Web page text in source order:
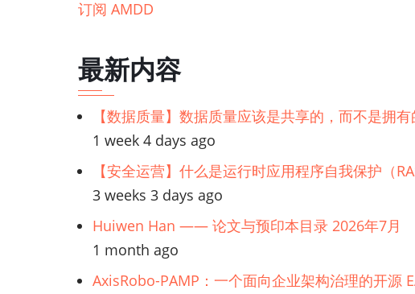
从
里
始：
敏
捷
模
驱
动
开
订阅 AMDD
最新内容
【数据质量】数据质量应该是共享的，而不是拥有
1 week 4 days ago
【安全运营】什么是运行时应用程序自我保护（
3 weeks 3 days ago
Huiwen Han —— 论文与预印本目录 2026年7月
1 month ago
AxisRobo-PAMP：一个面向企业架构治理的开源